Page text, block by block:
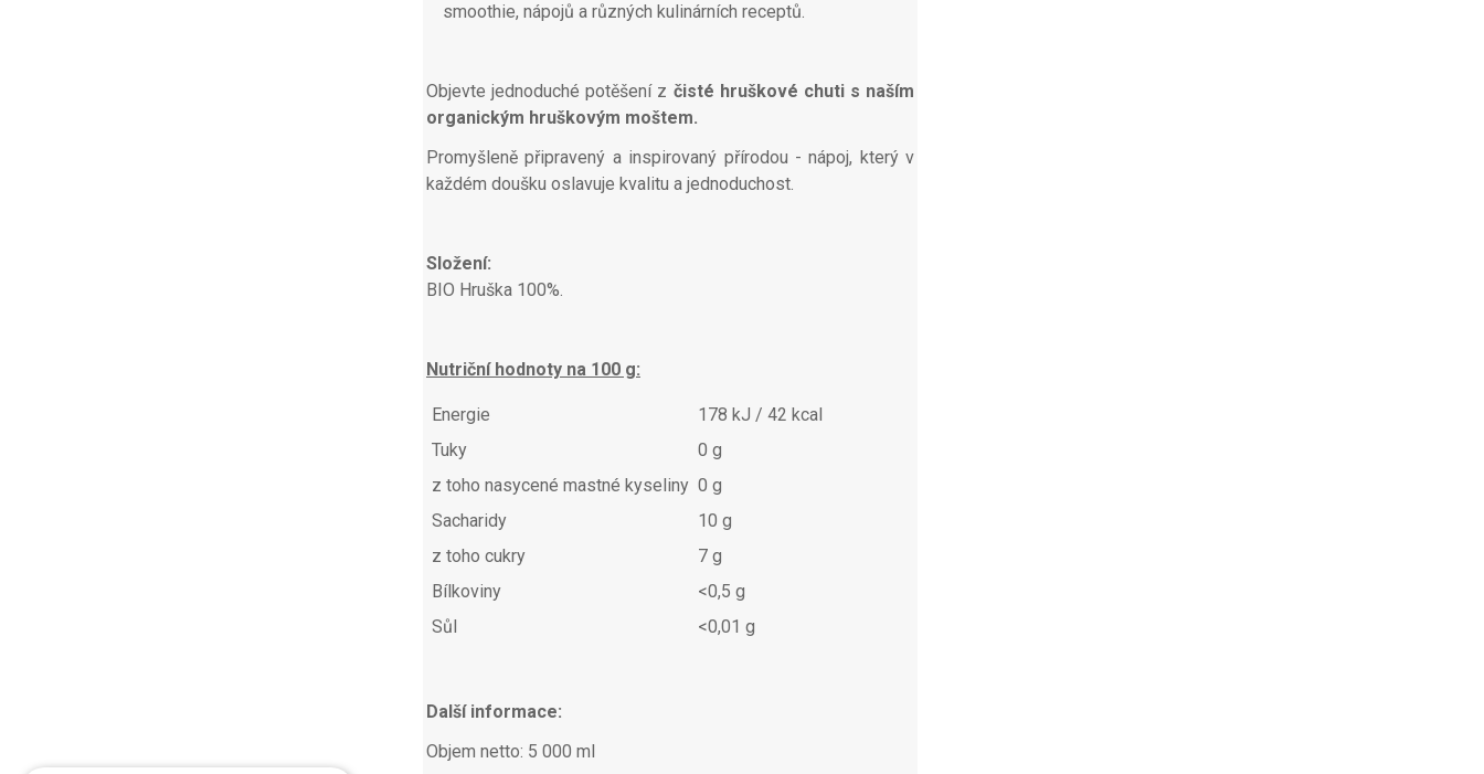
smoothie, nápojů a různých kulinárních receptů.
Objevte jednoduché potěšení z čisté hruškové chuti s naším
organickým hruškovým moštem.
Promyšleně připravený a inspirovaný přírodou - nápoj, který v
každém doušku oslavuje kvalitu a jednoduchost.
Složení:
BIO Hruška 100%.
Nutriční hodnoty na 100 g:
Energie
178 kJ / 42 kcal
Tuky
0 g
z toho nasycené mastné kyseliny 0 g
Sacharidy
10 g
z toho cukry
7 g
Bílkoviny
<0,5 g
Sůl
<0,01 g
Další informace:
Objem netto: 5 000 ml